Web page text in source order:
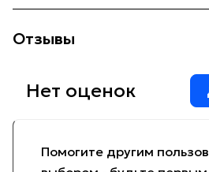
Отзывы
Помогите другим
Нет оценок